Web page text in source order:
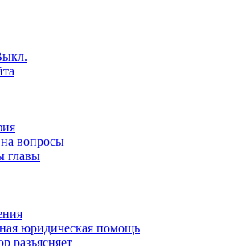
вопросы
главы
юридическая помощь
разъясняет